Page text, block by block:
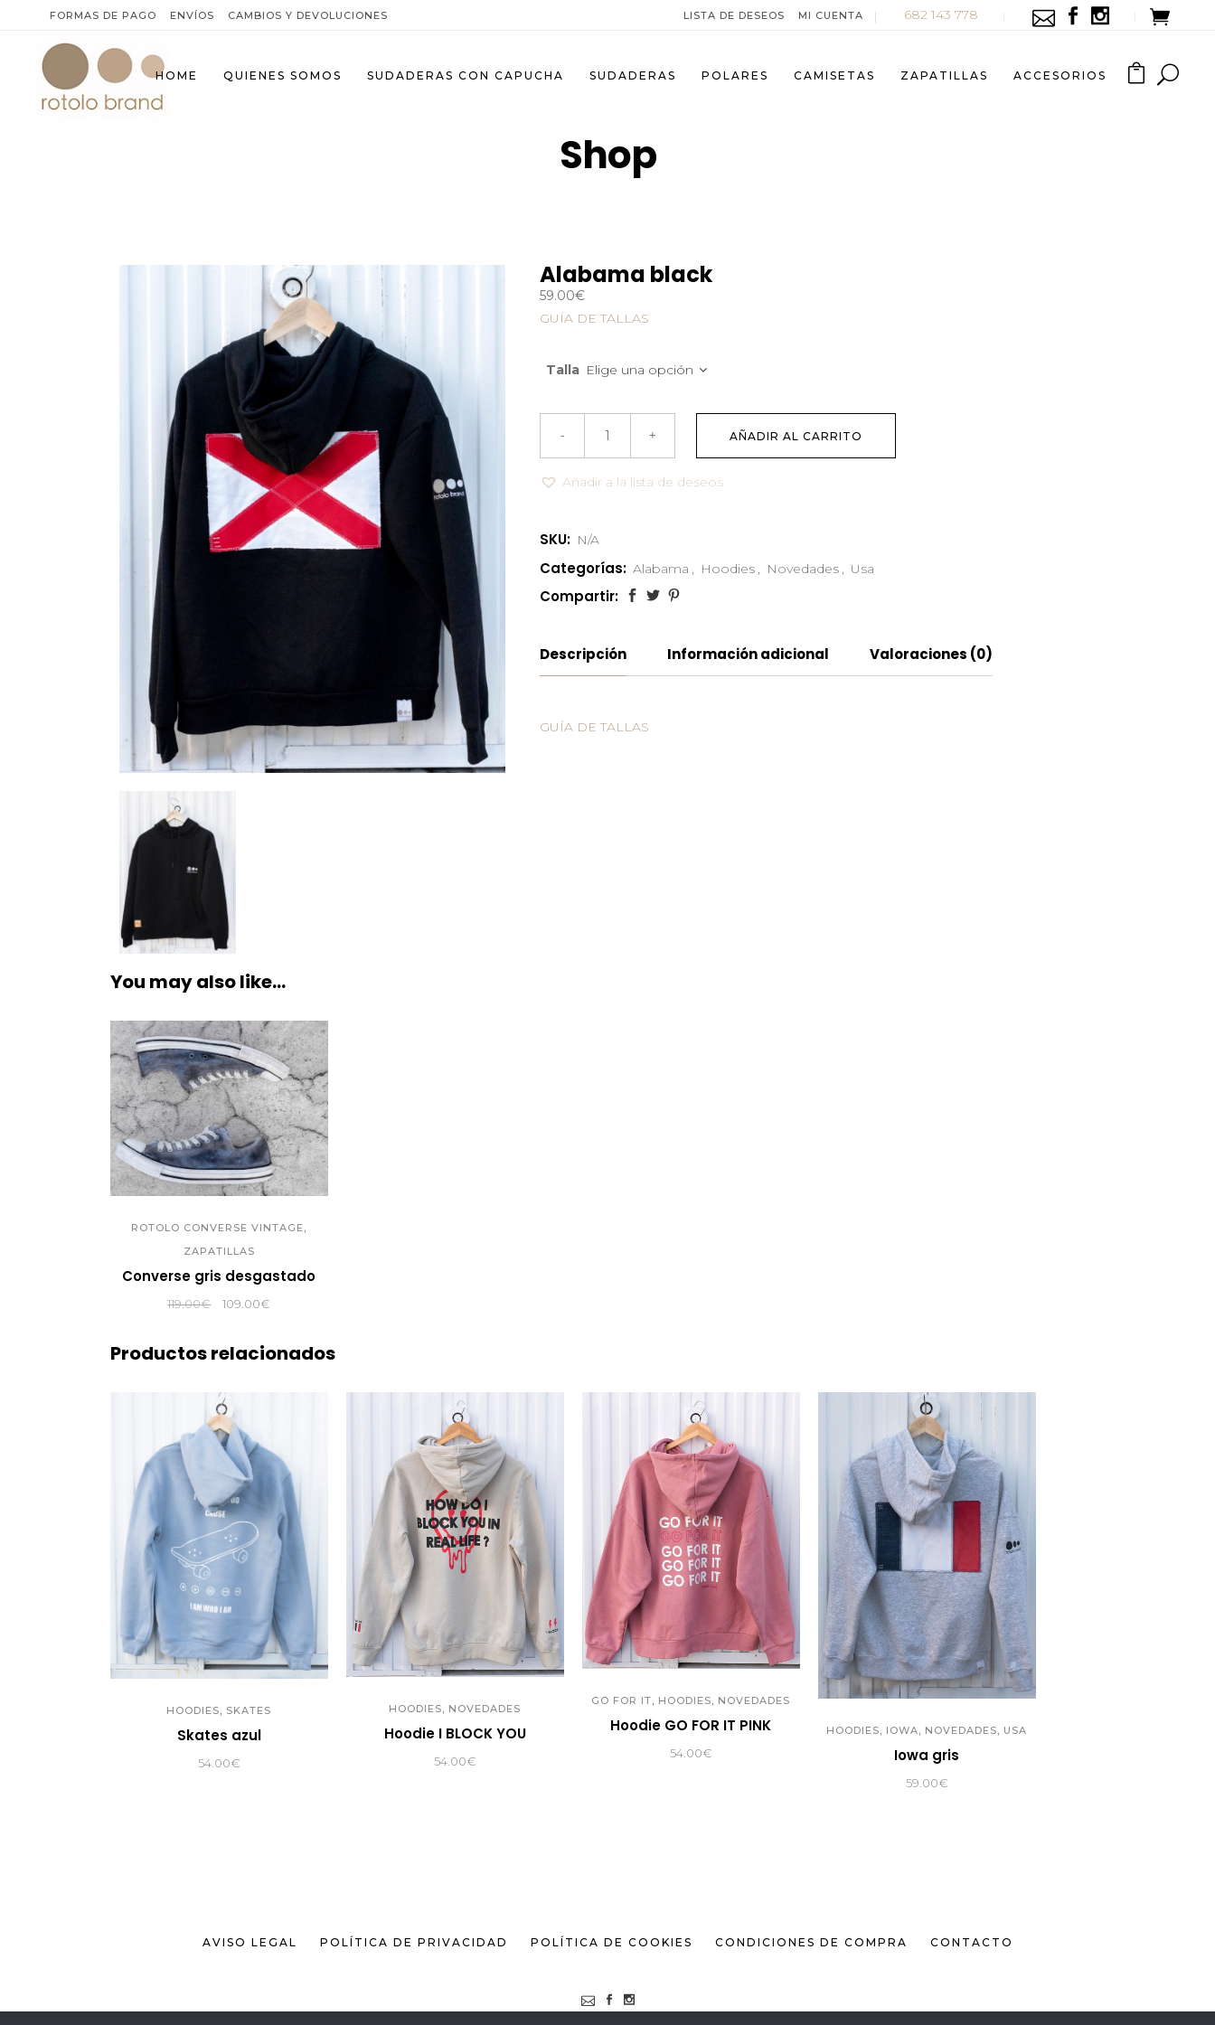
FORMAS DE PAGO ENVÍOS CAMBIOS Y DEVOLUCIONES LISTA DE DESEOS MI CUENTA 682 143 778
HOME QUIENES SOMOS SUDADERAS CON CAPUCHA SUDADERAS POLARES CAMISETAS ZAPATILLAS ACCESORIOS
Shop
Alabama black
59.00€
GUÍA DE TALLAS
Talla Elige una opción
AÑADIR AL CARRITO
Añadir a la lista de deseos
SKU: N/A
Categorías: Alabama , Hoodies , Novedades , Usa
Compartir:
Descripción Información adicional Valoraciones (0)
GUÍA DE TALLAS
You may also like…
ROTOLO CONVERSE VINTAGE,
ZAPATILLAS
Converse gris desgastado
119.00€
El
original
109.00€
Productos relacionados
HOODIES, SKATES
Skates azul
54.00€
HOODIES NOVEDADES
Hoodie I BLOCK YOU
54.00€
GO FOR IT, HOODIES, NOVEDADES
Hoodie GO FOR IT PINK
54.00€
HOODIES, IOWA, NOVEDADES, USA
Iowa gris
59.00€
AVISO LEGAL POLÍTICA DE PRIVACIDAD POLÍTICA DE COOKIES CONDICIONES DE COMPRA CONTACTO